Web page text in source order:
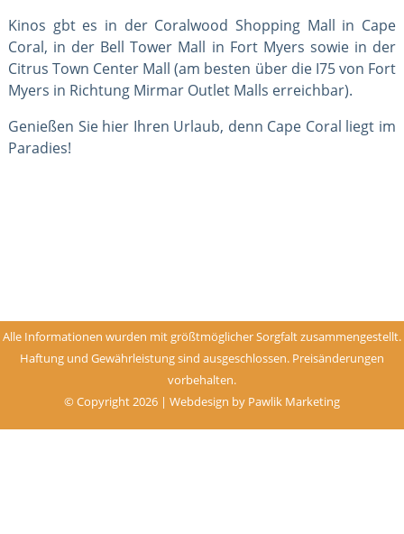
Kinos gbt es in der Coralwood Shopping Mall in Cape
Coral, in der Bell Tower Mall in Fort Myers sowie in der
Citrus Town Center Mall (am besten über die I75 von Fort
Myers in Richtung Mirmar Outlet Malls erreichbar).
Genießen Sie hier Ihren Urlaub, denn Cape Coral liegt im
Paradies!
Alle Informationen wurden mit größtmöglicher Sorgfalt zusammengestellt.
Haftung und Gewährleistung sind ausgeschlossen. Preisänderungen
vorbehalten.
© Copyright 2026 | Webdesign by Pawlik Marketing